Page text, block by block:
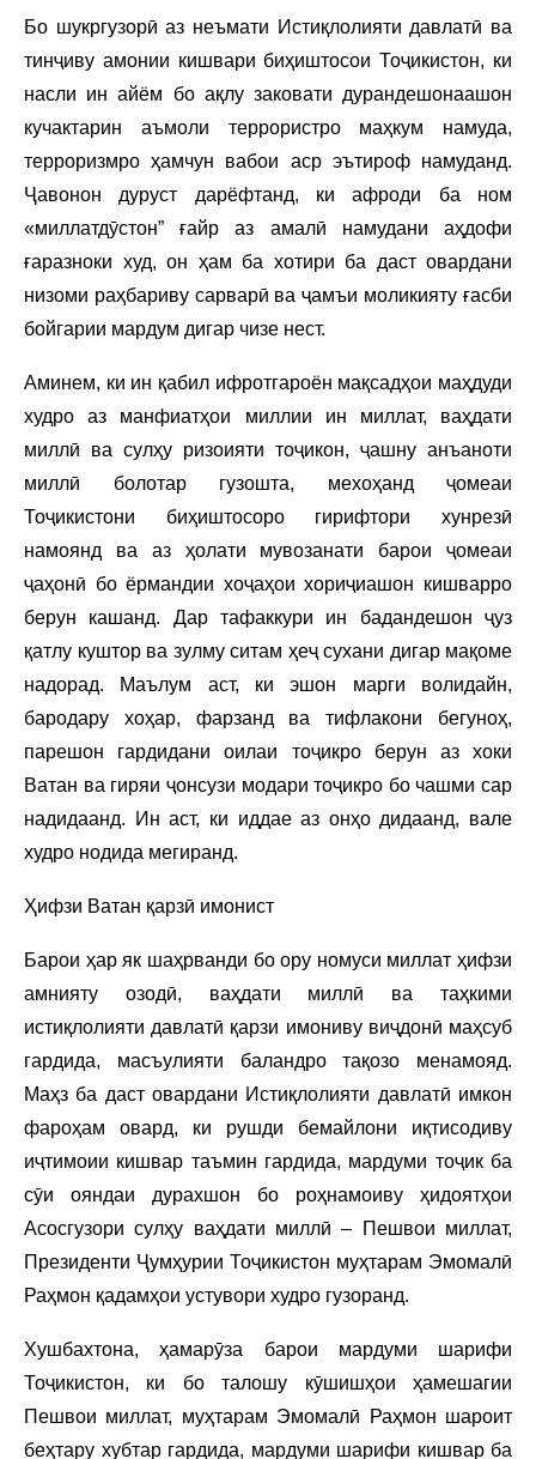
Бо шукргузорӣ аз неъмати Истиқлолияти давлатӣ ва
тинҷиву амонии кишвари биҳиштосои Тоҷикистон, ки
насли ин айём бо ақлу заковати дурандешонаашон
кучактарин аъмоли террористро маҳкум намуда,
терроризмро ҳамчун вабои аср эътироф намуданд.
Ҷавонон дуруст дарёфтанд, ки афроди ба ном
«миллатдӯстон” ғайр аз амалӣ намудани аҳдофи
ғаразноки худ, он ҳам ба хотири ба даст овардани
низоми раҳбариву сарварӣ ва ҷамъи моликияту ғасби
бойгарии мардум дигар чизе нест.
Аминем, ки ин қабил ифротгароён мақсадҳои маҳдуди
худро аз манфиатҳои миллии ин миллат, ваҳдати
миллӣ ва сулҳу ризоияти тоҷикон, ҷашну анъаноти
миллӣ болотар гузошта, мехоҳанд ҷомеаи
Тоҷикистони биҳиштосоро гирифтори хунрезӣ
намоянд ва аз ҳолати мувозанати барои ҷомеаи
ҷаҳонӣ бо ёрмандии хоҷаҳои хориҷиашон кишварро
берун кашанд. Дар тафаккури ин бадандешон ҷуз
қатлу куштор ва зулму ситам ҳеҷ сухани дигар мақоме
надорад. Маълум аст, ки эшон марги волидайн,
бародару хоҳар, фарзанд ва тифлакони бегуноҳ,
парешон гардидани оилаи тоҷикро берун аз хоки
Ватан ва гиряи ҷонсузи модари тоҷикро бо чашми сар
надидаанд. Ин аст, ки иддае аз онҳо дидаанд, вале
худро нодида мегиранд.
Ҳифзи Ватан қарзӣ имонист
Барои ҳар як шаҳрванди бо ору номуси миллат ҳифзи
амнияту озодӣ, ваҳдати миллӣ ва таҳкими
истиқлолияти давлатӣ қарзи имониву виҷдонӣ маҳсуб
гардида, масъулияти баландро тақозо менамояд.
Маҳз ба даст овардани Истиқлолияти давлатӣ имкон
фароҳам овард, ки рушди бемайлони иқтисодиву
иҷтимоии кишвар таъмин гардида, мардуми тоҷик ба
сӯи ояндаи дурахшон бо роҳнамоиву ҳидоятҳои
Асосгузори сулҳу ваҳдати миллӣ – Пешвои миллат,
Президенти Ҷумҳурии Тоҷикистон муҳтарам Эмомалӣ
Раҳмон қадамҳои устувори худро гузоранд.
Хушбахтона, ҳамарӯза барои мардуми шарифи
Тоҷикистон, ки бо талошу кӯшишҳои ҳамешагии
Пешвои миллат, муҳтарам Эмомалӣ Раҳмон шароит
беҳтару хубтар гардида, мардуми шарифи кишвар ба